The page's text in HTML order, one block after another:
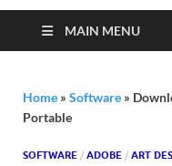
MAIN MENU
Home » Software »
Portable
SOFTWARE / ADOBE / ART